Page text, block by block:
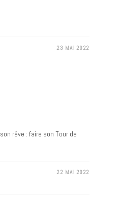
23 MAI 2022
rêve : faire son Tour de
22 MAI 2022